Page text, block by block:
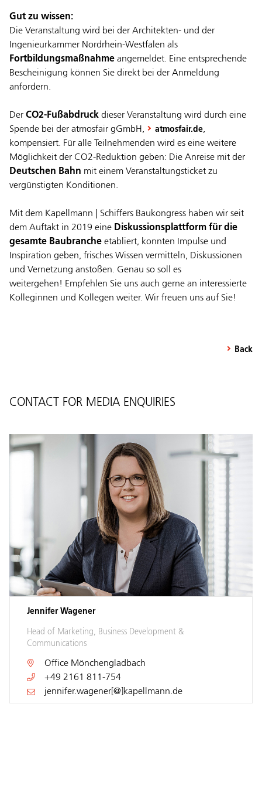
Gut zu wissen:
Die Veranstaltung wird bei der Architekten- und der
Ingenieurkammer Nordrhein-Westfalen als
Fortbildungsmaßnahme angemeldet. Eine entsprechende
Bescheinigung können Sie direkt bei der Anmeldung
anfordern.
Der CO2-Fußabdruck dieser Veranstaltung wird durch eine
Spende bei der atmosfair gGmbH,
atmosfair.de,
kompensiert. Für alle Teilnehmenden wird es eine weitere
Möglichkeit der CO2-Reduktion geben: Die Anreise mit der
Deutschen Bahn mit einem Veranstaltungsticket zu
vergünstigten Konditionen.
Mit dem Kapellmann | Schiffers Baukongress haben wir seit
dem Auftakt in 2019 eine Diskussionsplattform für die
gesamte Baubranche etabliert, konnten Impulse und
Inspiration geben, frisches Wissen vermitteln, Diskussionen
und Vernetzung anstoßen. Genau so soll es
weitergehen! Empfehlen Sie uns auch gerne an interessierte
Kolleginnen und Kollegen weiter. Wir freuen uns auf Sie!
Back
CONTACT FOR MEDIA ENQUIRIES
Jennifer Wagener
Head of Marketing, Business Development &
Communications
Office Mönchengladbach
+49 2161 811-754
jennifer.wagener[@]kapellmann.de